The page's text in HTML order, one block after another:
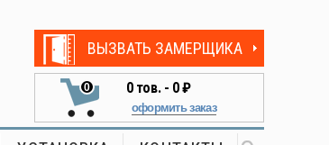
ВЫЗВАТЬ ЗАМЕРЩИКА
0 0тов. - 0 ₽
оформить заказ